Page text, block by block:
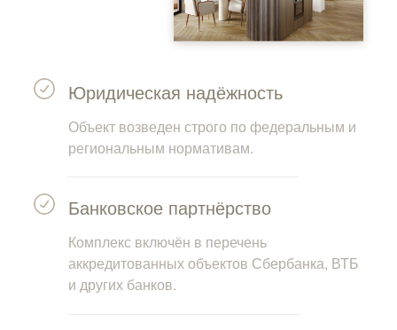
Комплекс включён в перечень
аккредитованных объектов Сбербанка, ВТБ
и других банков.
Банковское партнёрство
Объект возведен строго по федеральным и
региональным нормативам.
Юридическая надёжность